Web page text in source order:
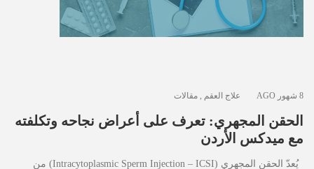
الأخبار
مقالات
8 شهور AGO علاج العقم , مقالات
الحقن المجهري: تعرف على أعراض نجاحه وتكلفته
مع ميدكس الأردن
يُعدّ الحقن المجهري (Intracytoplasmic Sperm Injection – ICSI) من